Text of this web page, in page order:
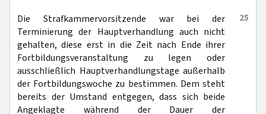
25
Die Strafkammervorsitzende war bei der
Terminierung der Hauptverhandlung auch nicht
gehalten, diese erst in die Zeit nach Ende ihrer
Fortbildungsveranstaltung zu legen oder
ausschließlich Hauptverhandlungstage außerhalb
der Fortbildungswoche zu bestimmen. Dem steht
bereits der Umstand entgegen, dass sich beide
Angeklagte während der Dauer der